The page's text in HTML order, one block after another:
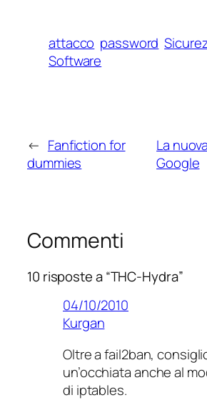
attacco password
Software
← Fanfiction for
dummies
La
Google
Commenti
10 risposte a “THC-Hydra”
04/10/2010
Kurgan
Oltre a fail2ban,
un’occhiata anche al
di iptables.